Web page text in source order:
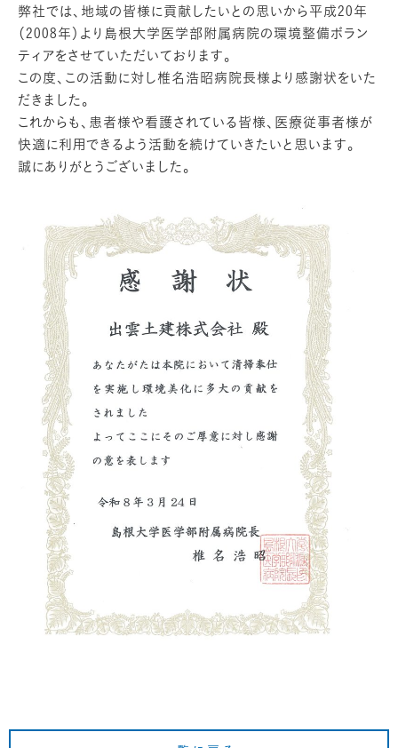
弊社では、地域の皆様に貢献したいとの思いから平成20年
（2008年）より島根大学医学部附属病院の環境整備ボラン
ティアをさせていただいております。
この度、この活動に対し椎名浩昭病院長様より感謝状をいた
だきました。
これからも、患者様や看護されている皆様、医療従事者様が
快適に利用できるよう活動を続けていきたいと思います。
誠にありがとうございました。